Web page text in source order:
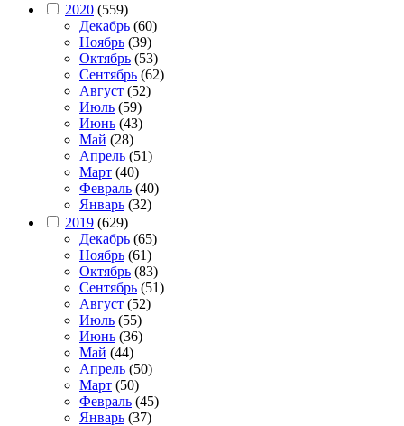
2020 (559)
Декабрь (60)
Ноябрь (39)
Октябрь (53)
Сентябрь (62)
Август (52)
Июль (59)
Июнь (43)
Май (28)
Апрель (51)
Март (40)
Февраль (40)
Январь (32)
2019 (629)
Декабрь (65)
Ноябрь (61)
Октябрь (83)
Сентябрь (51)
Август (52)
Июль (55)
Июнь (36)
Май (44)
Апрель (50)
Март (50)
Февраль (45)
Январь (37)